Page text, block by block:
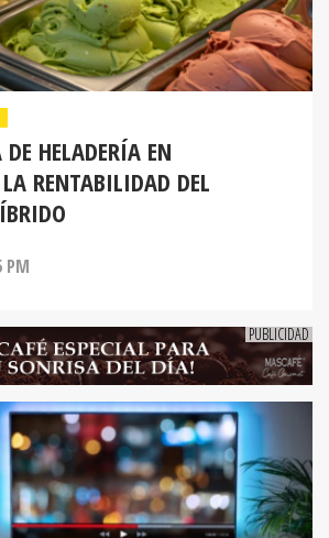
HELADERÍA EN
RENTABILIDAD DEL
PM